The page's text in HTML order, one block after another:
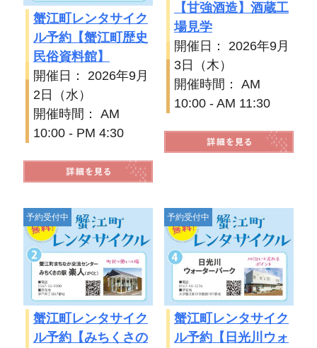
蟹江町レンタサイク
ル予約【蟹江町歴史
民俗資料館】
開催日： 2026年9月
2日（水）
開催時間： AM
10:00 - PM 4:30
【甘強酒造】酒蔵工
場見学
開催日： 2026年9月
3日（木）
開催時間： AM
10:00 - AM 11:30
予約受付中
蟹江町レンタサイク
ル予約【みちくさの
予約受付中
蟹江町レンタサイク
ル予約【日光川ウォ